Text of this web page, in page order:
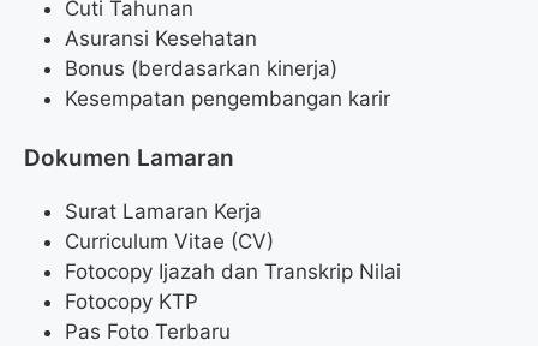
Cuti Tahunan
Asuransi Kesehatan
Bonus (berdasarkan kinerja)
Kesempatan pengembangan karir
Dokumen Lamaran
Surat Lamaran Kerja
Curriculum Vitae (CV)
Fotocopy Ijazah dan Transkrip Nilai
Fotocopy KTP
Pas Foto Terbaru